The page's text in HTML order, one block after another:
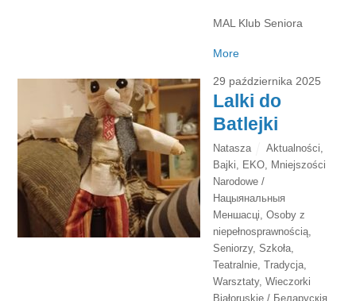
MAL Klub Seniora
More
29 października 2025
Lalki do
Batlejki
Natasza Aktualności,
Bajki, EKO, Mniejszości
Narodowe /
Нацыянальныя
Меншасці,Osoby z
niepełnosprawnością,
Seniorzy,Szkoła,
Teatralnie,Tradycja,
Warsztaty,Wieczorki
Białoruskie / Беларускія